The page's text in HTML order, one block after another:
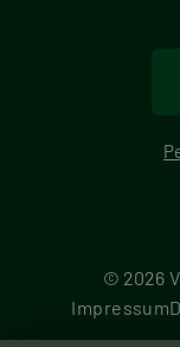
© 2026
F
Impressum